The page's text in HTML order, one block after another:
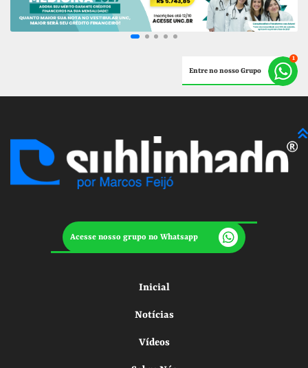
Entre no nosso Grupo
Acesse nosso grupo no Whatsapp
Inicial
Notícias
Vídeos